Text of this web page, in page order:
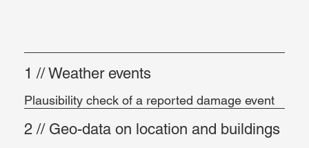
1 // Weather events
Plausibility check of a reported damage event
2 // Geo-data on location and buildings